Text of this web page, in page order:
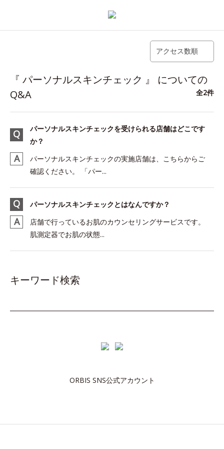
アクセス数順
『 パーソナルスキンチェック 』 についての
Q&A
全2件
パーソナルスキンチェックを受けられる店舗はどこです
か？
パーソナルスキンチェックの実施店舗は、こちらからご
確認ください。 「パー...
パーソナルスキンチェックとはなんですか？
店舗で行っているお肌のカウンセリングサービスです。
肌測定器でお肌の状態...
キーワード検索
ORBIS SNS公式アカウント